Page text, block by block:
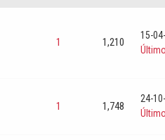
1 1,210
15-
1 1,748
24-